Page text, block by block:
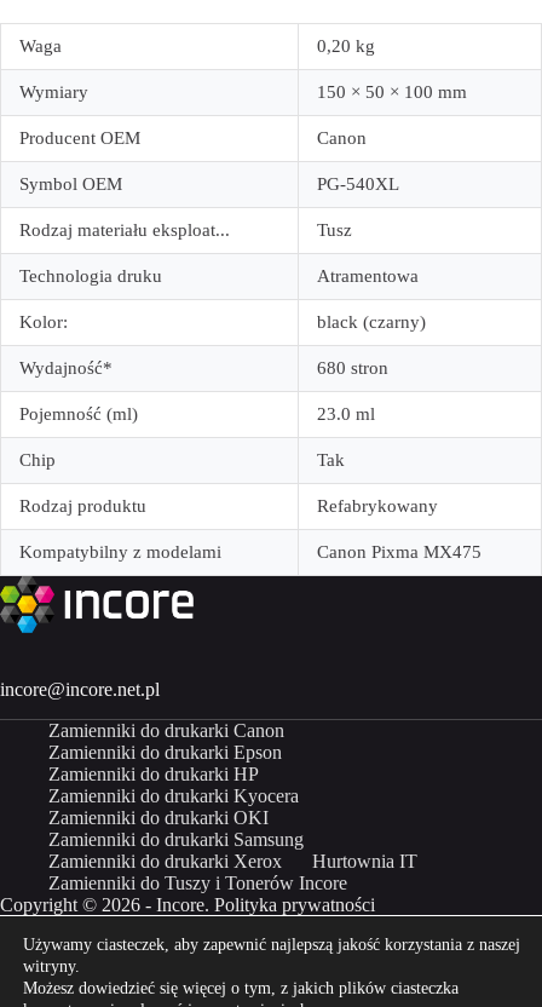
Waga 0,20 kg
Wymiary 150 × 50 × 100 mm
Producent OEM Canon
Symbol OEM PG-540XL
Rodzaj materiału eksploat... Tusz
Technologia druku Atramentowa
Kolor: black (czarny)
Wydajność* 680 stron
Pojemność (ml) 23.0 ml
Chip Tak
Rodzaj produktu Refabrykowany
Kompatybilny z modelami Canon Pixma MX475
incore@incore.net.pl
Zamienniki do drukarki Canon
Zamienniki do drukarki Epson
Zamienniki do drukarki HP
Zamienniki do drukarki Kyocera
Zamienniki do drukarki OKI
Zamienniki do drukarki Samsung
Zamienniki do drukarki Xerox
Hurtownia IT
Zamienniki do Tuszy i Tonerów Incore
Copyright © 2026 - Incore. Polityka prywatności
Właścicielem marki Incore jest Incom Group SA
Kup Incore na Kup Incore na
Używamy ciasteczek, aby zapewnić najlepszą jakość korzystania z naszej
witryny.
Możesz dowiedzieć się więcej o tym, z jakich plików ciasteczka